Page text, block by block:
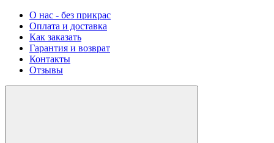
О нас - без прикрас
Оплата и доставка
Как заказать
Гарантия и возврат
Контакты
Отзывы